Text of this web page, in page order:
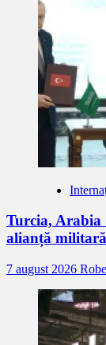
Turcia, Arabia
alianță
7 august 2026